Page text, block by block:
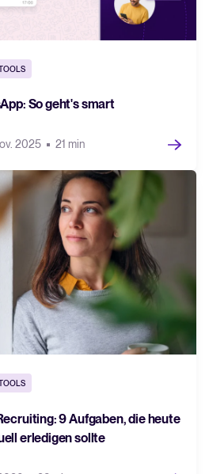
So geht's smart
2025 21 min
9 Aufgaben, die heute
erledigen sollte